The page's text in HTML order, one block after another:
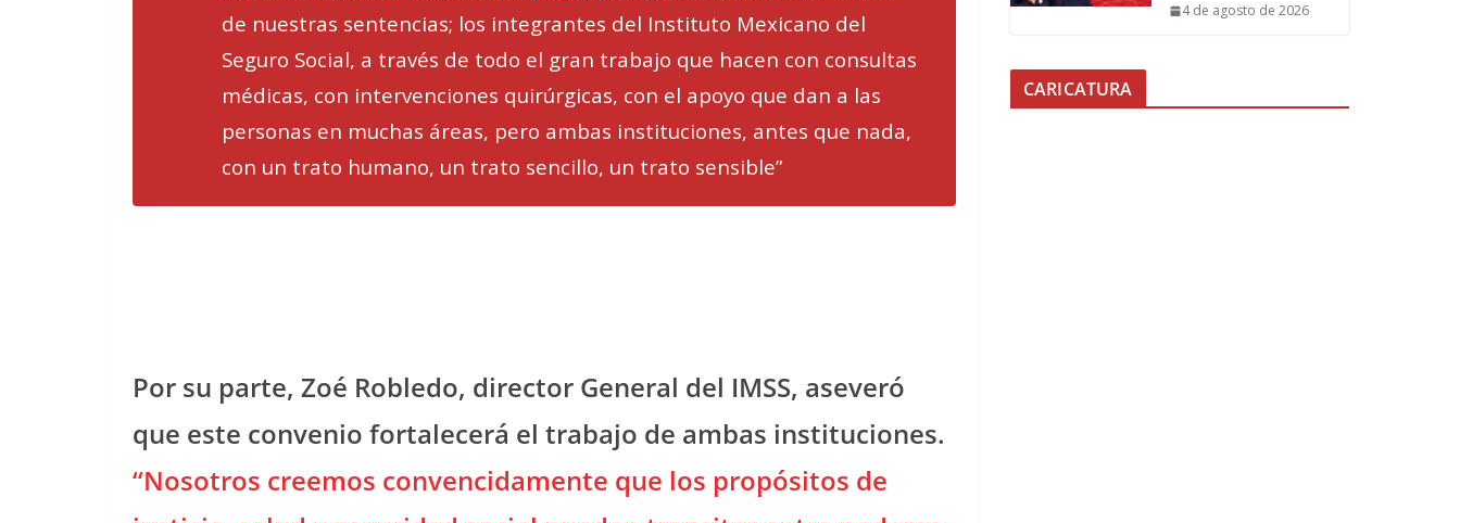
de nuestras sentencias; los integrantes del Instituto Mexicano del
Seguro Social, a través de todo el gran trabajo que hacen con consultas
médicas, con intervenciones quirúrgicas, con el apoyo que dan a las
personas en muchas áreas, pero ambas instituciones, antes que nada,
con un trato humano, un trato sencillo, un trato sensible”
Por su parte, Zoé Robledo, director General del IMSS, aseveró
que este convenio fortalecerá el trabajo de ambas instituciones.
“Nosotros creemos convencidamente que los propósitos de
4 de agosto de 2026
CARICATURA